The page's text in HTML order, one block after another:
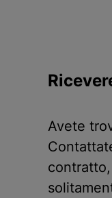
Avete